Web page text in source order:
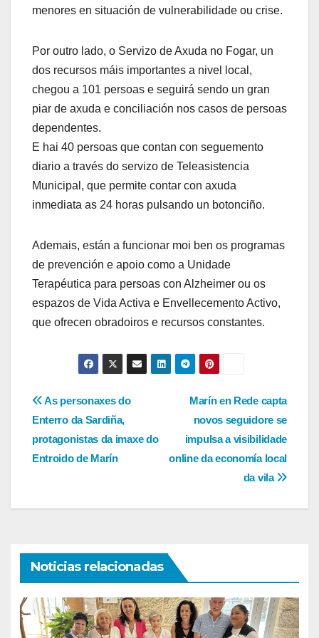
menores en situación de vulnerabilidade ou crise.
Por outro lado, o Servizo de Axuda no Fogar, un
dos recursos máis importantes a nivel local,
chegou a 101 persoas e seguirá sendo un gran
piar de axuda e conciliación nos casos de persoas
dependentes.
E hai 40 persoas que contan con seguemento
diario a través do servizo de Teleasistencia
Municipal, que permite contar con axuda
inmediata as 24 horas pulsando un botonciño.
Ademais, están a funcionar moi ben os programas
de prevención e apoio como a Unidade
Terapéutica para persoas con Alzheimer ou os
espazos de Vida Activa e Envellecemento Activo,
que ofrecen obradoiros e recursos constantes.
Navegación
de
entradas
Marín en Rede capta
novos seguidore se
impulsa a visibilidade
online da economía local
da vila
As personaxes do
Enterro da Sardiña,
protagonistas da imaxe do
Entroido de Marín
Noticias relacionadas